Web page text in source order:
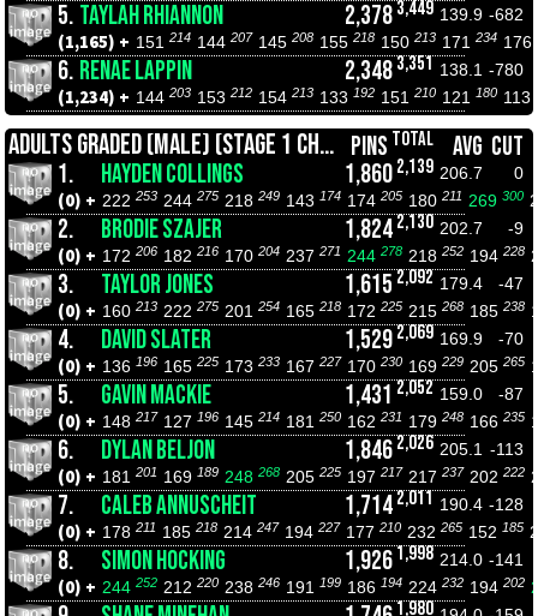
5. TAYLAH RHIANNON 2,3783,449 139.9 -682
(1,165) + 151 214 144 207 145 208 155 218 150 213 171 234 176
6. RENAE LAPPIN 2,3483,351 138.1 -780
(1,234) + 144 203 153 212 154 213 133 192 151 210 121 180 113
ADULTS GRADED (MALE) (STAGE 1 CHAMPIONSHIPS) PINS TOTAL AVG CUT
1.
HAYDEN COLLINGS 1,860 2,139 206.7 0
(0) + 222 253 244 275 218 249 143 174 174 205 180 211 269 300
2. BRODIE SZAJER 1,8242,130 202.7 -9
(0) + 172 206 182 216 170 204 237 271 244 278 218 252 194 228
3. TAYLOR JONES 1,615 2,092 179.4 -47
(0) + 160 213 222 275 201 254 165 218 172 225 215 268 185 238
4. DAVID SLATER 1,5292,069 169.9 -70
(0) + 136 196 165 225 173 233 167 227 170 230 169 229 205 265
5. GAVIN MACKIE 1,431 2,052 159.0 -87
(0) + 148 217 127 196 145 214 181 250 162 231 179 248 166 235
6. DYLAN BELJON 1,8462,026 205.1 -113
(0) + 181 201 169 189 248 268 205 225 197 217 217 237 202 222
7. CALEB ANNUSCHEIT 1,7142,011 190.4 -128
(0) + 178 211 185 218 214 247 194 227 177 210 232 265 152 185
8. SIMON HOCKING 1,9261,998 214.0 -141
(0) + 244 252 212 220 238 246 191 199 186 194 224 232 194 202
1,980